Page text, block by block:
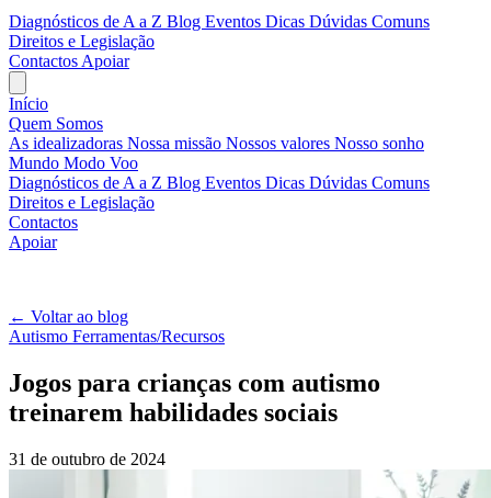
Diagnósticos de A a Z Blog Eventos Dicas Dúvidas Comuns
Direitos e Legislação
Contactos Apoiar
Início
Quem Somos
As idealizadoras Nossa missão Nossos valores Nosso sonho
Mundo Modo Voo
Diagnósticos de A a Z Blog Eventos Dicas Dúvidas Comuns
Direitos e Legislação
Contactos
Apoiar
← Voltar ao blog
Autismo Ferramentas/Recursos
Jogos para crianças com autismo
treinarem habilidades sociais
31 de outubro de 2024